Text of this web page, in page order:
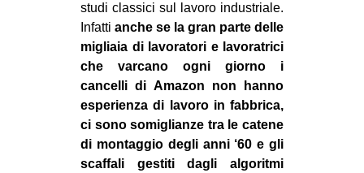
RECENSIONI
INTERNAZIONALE
AFRICA
AMERICHE
ESTREMO ORIENTE
studi classici sul lavoro industriale.
Infatti anche se la gran parte delle
migliaia di lavoratori e lavoratrici
che varcano ogni giorno i
cancelli di Amazon non hanno
esperienza di lavoro in fabbrica,
ci sono somiglianze tra le catene
di montaggio degli anni ‘60 e gli
scaffali gestiti dagli algoritmi